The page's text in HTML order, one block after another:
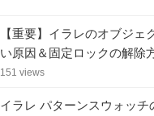
【重要】イラレのオブジェ
い原因＆固定ロックの解除
151 views
イラレ パターンスウォッチ